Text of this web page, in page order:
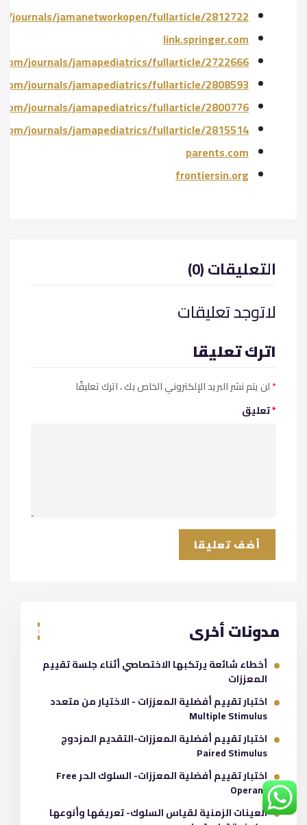
journals/jamanetworkopen/fullarticle/2812722
link.springer.com
journals/jamapediatrics/fullarticle/2722666
journals/jamapediatrics/fullarticle/2808593
journals/jamapediatrics/fullarticle/2800776
journals/jamapediatrics/fullarticle/2815514
parents.com
frontiersin.org
(0) التعليقات
لاتوجد تعليقات
اترك تعليقا
لن يتم نشر البريد الإلكتروني الخاص بك*
*
مدونات أخرى
أخطاء شائعة يرتكبها الاختصاصي أثناء جلسة تقييم
المعززات
اختبار تقييم أفضلية المعززات - الاختيار من متعدد
Multiple Stimulus
اختبار تقييم أفضلية المعززات-التقديم المزدوج
Paired Stimulus
اختبار تقييم أفضلية المعززات- السلوك الحر Free
Operant
العينات الزمنية لقياس السلوك- تعريفها وأنوعها